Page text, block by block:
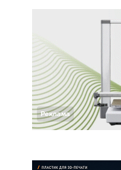
Реклама